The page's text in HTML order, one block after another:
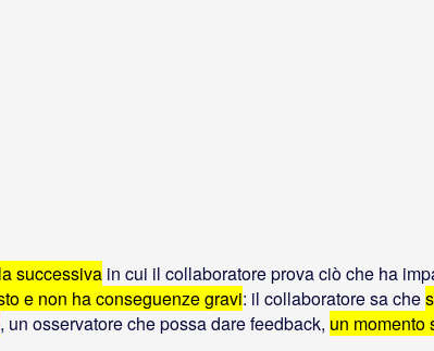
successiva in cui il collaboratore prova ciò che ha
e non ha conseguenze gravi: il collaboratore sa che
, un osservatore che possa dare feedback, un momento